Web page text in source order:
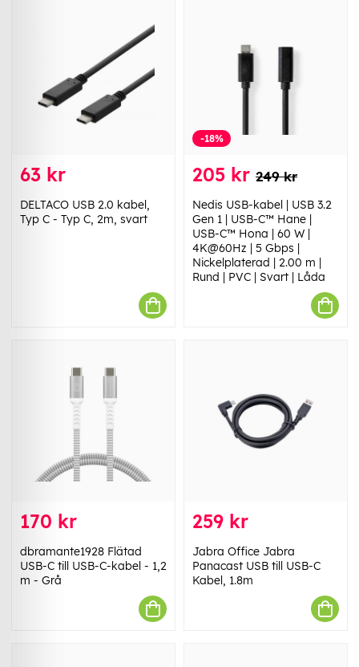
63 kr
DELTACO USB 2.0 kabel,
Typ C - Typ C, 2m, svart
-18%
205 kr 249 kr
Nedis USB-kabel | USB 3.2
Gen 1 | USB-C™ Hane |
USB-C™ Hona | 60 W |
4K@60Hz | 5 Gbps |
Nickelplaterad | 2.00 m |
Rund | PVC | Svart | Låda
170 kr
dbramante1928 Flätad
USB-C till USB-C-kabel - 1,2
m - Grå
259 kr
Jabra Office Jabra
Panacast USB till USB-C
Kabel, 1.8m